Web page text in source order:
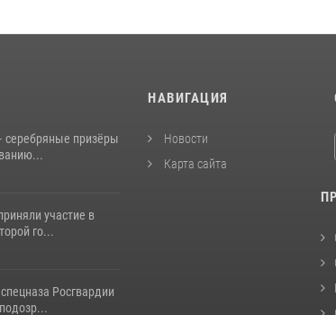
серебряные призёры
участие в
го...
Росгвардии
НАВИГАЦИЯ
Новости
Карта сайта